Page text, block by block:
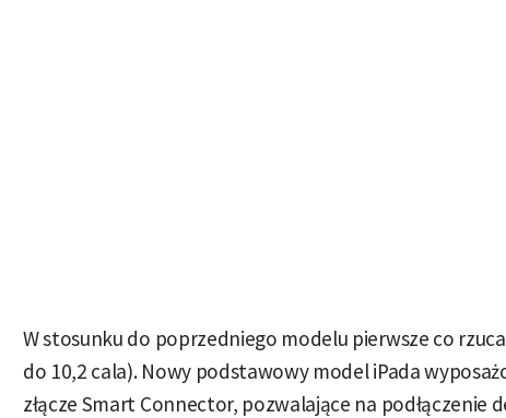
W stosunku do poprzedniego modelu pierwsze co
do 10,2 cala). Nowy podstawowy model iPada
złącze Smart Connector, pozwalające na podłączenie